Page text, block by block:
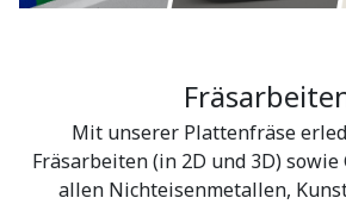
Mit unserer Plattenfräse
Fräsarbeiten (in 2D und 3D)
allen Nichteisenmetallen,